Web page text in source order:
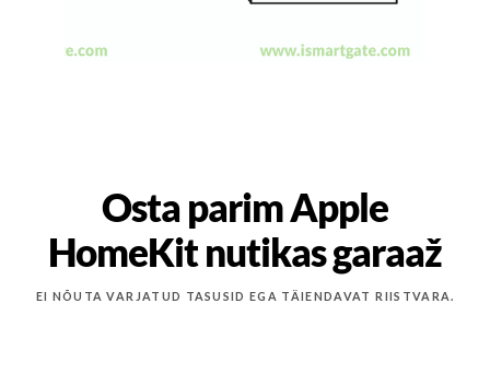
Osta parim Apple
HomeKit nutikas garaaž
EI NÕUTA VARJATUD TASUSID EGA TÄIENDAVAT RIISTVARA.